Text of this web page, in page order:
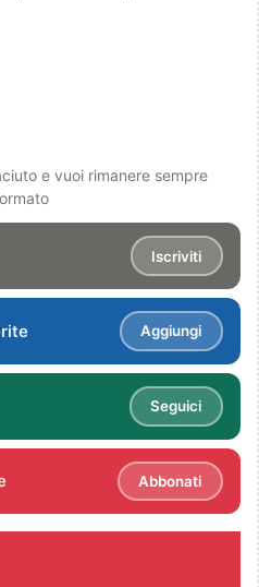
e vuoi rimanere sempre
Iscriviti
Aggiungi
Seguici
Abbonati